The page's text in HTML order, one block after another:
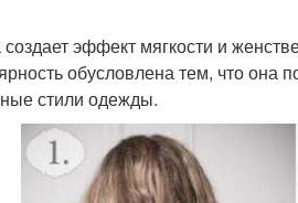
эффект мягкости и
обусловлена тем, что она
стили одежды.